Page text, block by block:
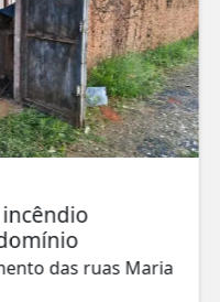
das ruas Maria